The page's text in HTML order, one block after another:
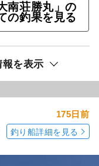
南荘勝丸」の
の釣果を見る
を表示
175日前
釣り船詳細を見る